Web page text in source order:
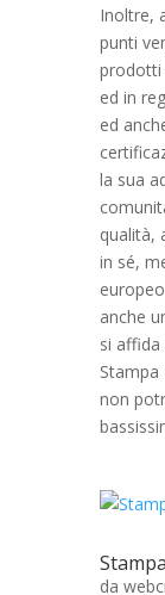
Inoltre,
punti
prodotti
ed in
ed
la sua
qualità,
in sé,
anche
si
Stampa
non
da